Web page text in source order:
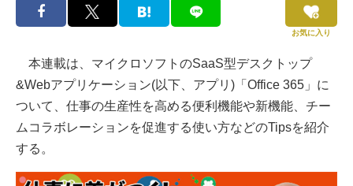
お気に入り
本連載は、マイクロソフトのSaaS型デスクトップ
&Webアプリケーション(以下、アプリ)「Office 365」に
ついて、仕事の生産性を高める便利機能や新機能、チー
ムコラボレーションを促進する使い方などのTipsを紹介
する。